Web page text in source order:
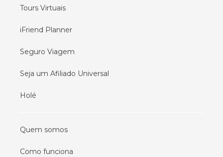
Tours Virtuais
iFriend Planner
Seguro Viagem
Seja um Afiliado Universal
Holé
Quem somos
Como funciona